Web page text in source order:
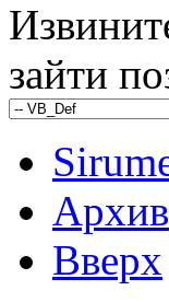
зайти
Архив
Вверх